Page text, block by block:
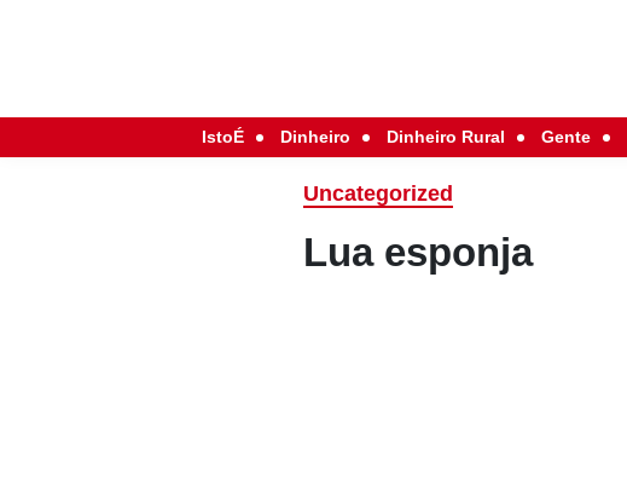
IstoÉ Dinheiro Dinheiro Rural Gente
Uncategorized
Lua esponja